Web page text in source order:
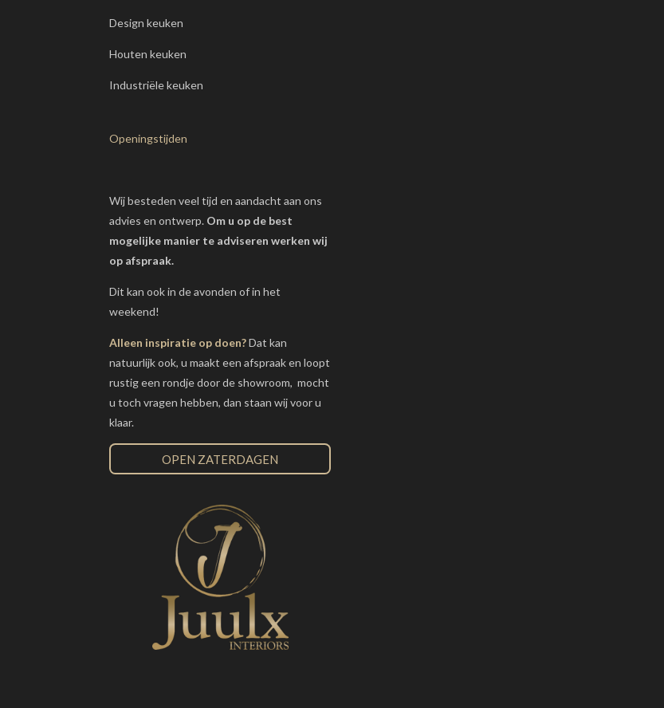
Design keuken
Houten keuken
Industriële keuken
Openingstijden
Wij besteden veel tijd en aandacht aan ons
advies en ontwerp. Om u op de best
mogelijke manier te adviseren werken wij
op afspraak.
Dit kan ook in de avonden of in het
weekend!
Alleen inspiratie op doen?Dat kan
natuurlijk ook, u maakt een afspraak en loopt
rustig een rondje door de showroom, mocht
u toch vragen hebben, dan staan wij voor u
klaar.
OPEN ZATERDAGEN